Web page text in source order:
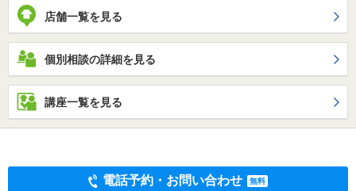
店舗一覧を見る
個別相談の詳細を見る
講座一覧を見る
電話予約・お問い合わせ 無料